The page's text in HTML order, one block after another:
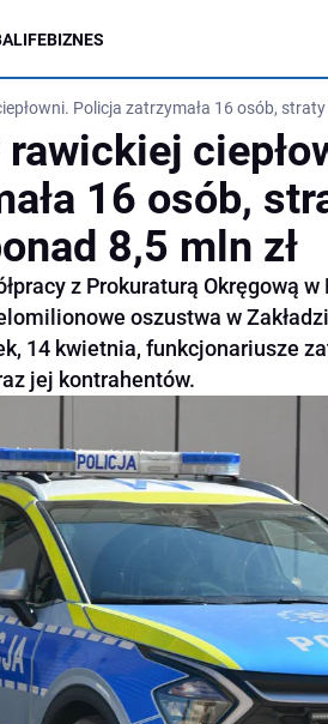
BIZNES
Policja zatrzymała 16 osób, straty
16 osób,
8,5 mln zł
z Prokuraturą Okręgową w
oszustwa w
14 kwietnia, funkcjonariusze
jej kontrahentów.